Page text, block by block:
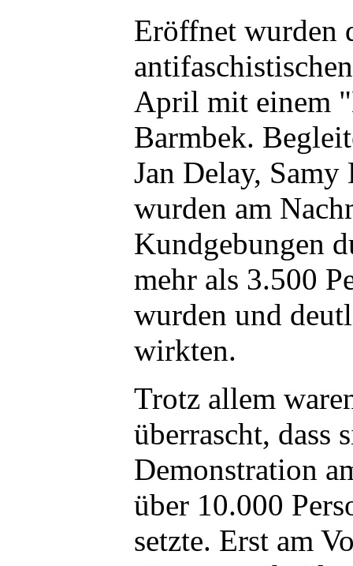
Eröffnet wurden
April mit einem
Barmbek.
Jan Delay,
wurden am
Kundgebungen
mehr als 3.500
wurden und
wirkten.
Trotz allem
überrascht, dass
Demonstration
über 10.000
setzte. Erst am